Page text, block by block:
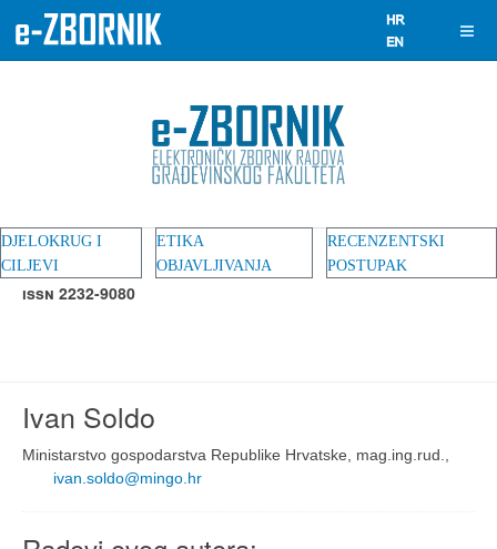
DJELOKRUG I
CILJEVI
ETIKA
OBJAVLJIVANJA
RECENZENTSKI
POSTUPAK
ISSN 2232-9080
Ivan Soldo
Ministarstvo gospodarstva Republike Hrvatske, mag.ing.rud.,
ivan.soldo@mingo.hr